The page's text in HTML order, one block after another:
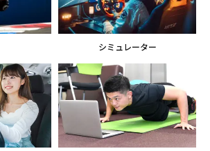
シミュレーター